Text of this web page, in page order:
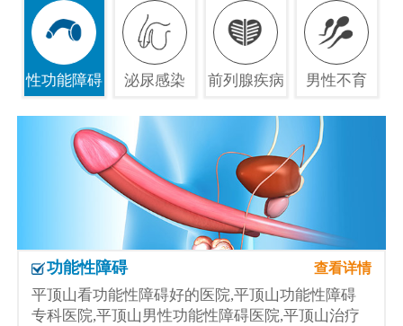
性功能障碍 泌尿感染 前列腺疾病 男性不育
功能性障碍 查看详情
平顶山看功能性障碍好的医院,平顶山功能性障碍
专科医院,平顶山男性功能性障碍医院,平顶山治疗